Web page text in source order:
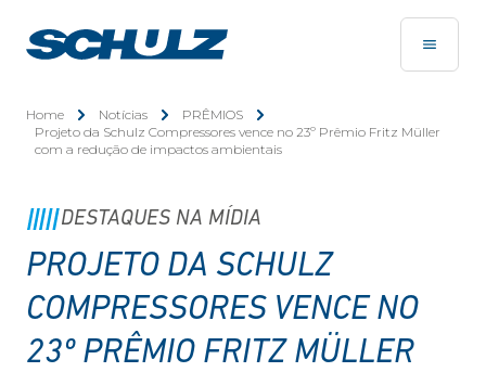
Home Notícias
PRÊMIOS
Projeto da Schulz Compressores vence no 23º Prêmio Fritz Müller
com a redução de impactos ambientais
DESTAQUES NA MÍDIA
PROJETO DA SCHULZ
COMPRESSORES VENCE NO
23º PRÊMIO FRITZ MÜLLER